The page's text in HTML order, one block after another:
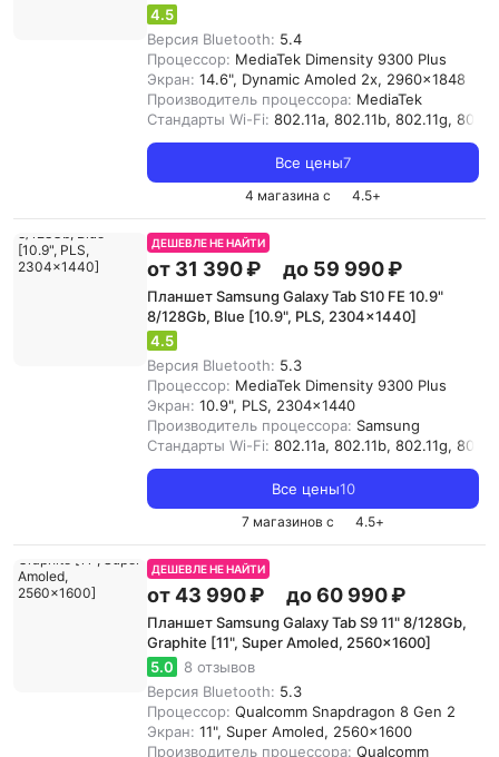
2960x1848]
4.5
Версия Bluetooth: 5.4
Процессор: MediaTek Dimensity 9300 Plus
Экран: 14.6", Dynamic Amoled 2x, 2960x1848
Производитель процессора: MediaTek
Стандарты Wi-Fi: 802.11a, 802.11b, 802.11g,
Все цены7
4 магазина с 4.5+
ДЕШЕВЛЕ НЕ НАЙТИ
от 31 390 ₽ до 59 990 ₽
Планшет Samsung Galaxy Tab S10 FE 10.9"
8/128Gb, Blue [10.9", PLS, 2304x1440]
4.5
Версия Bluetooth: 5.3
Процессор: MediaTek Dimensity 9300 Plus
Экран: 10.9", PLS, 2304x1440
Производитель процессора: Samsung
Стандарты Wi-Fi: 802.11a, 802.11b, 802.11g,
Все цены10
7 магазинов с 4.5+
ДЕШЕВЛЕ НЕ НАЙТИ
от 43 990 ₽ до 60 990 ₽
Планшет Samsung Galaxy Tab S9 11" 8/128Gb,
Graphite [11", Super Amoled, 2560x1600]
5.0
8 отзывов
Версия Bluetooth: 5.3
Процессор: Qualcomm Snapdragon 8 Gen 2
Экран: 11", Super Amoled, 2560x1600
Производитель процессора: Qualcomm